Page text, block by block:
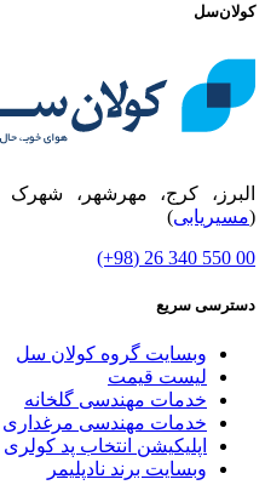
کولان‌سل
(مسیریابی)
00 550 340 26 (98+)
دسترسی سریع
وبسایت گروه کولان سل
لیست قیمت
خدمات مهندسی گلخانه
خدمات مهندسی مرغداری
اپلیکیشن انتخاب پد کولری
وبسایت برند نادپلیمر